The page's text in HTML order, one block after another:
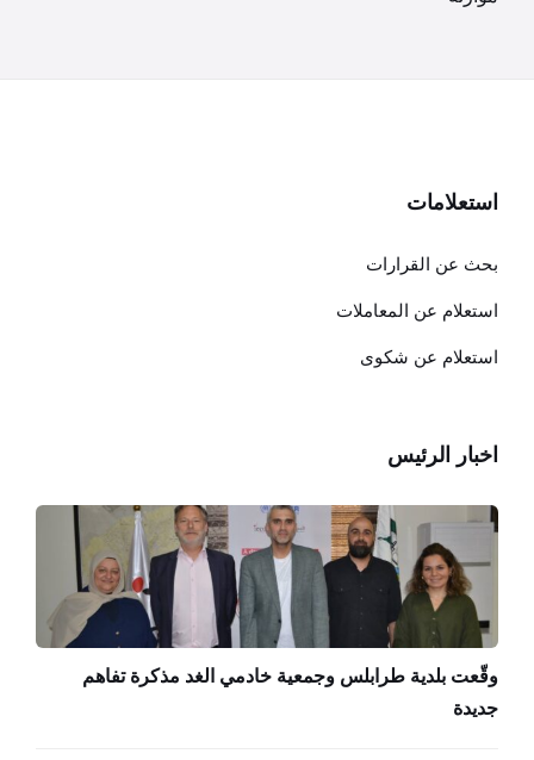
استعلامات
بحث عن القرارات
استعلام عن المعاملات
استعلام عن شكوى
اخبار الرئيس
وقّعت بلدية طرابلس وجمعية خادمي الغد مذكرة تفاهم
جديدة